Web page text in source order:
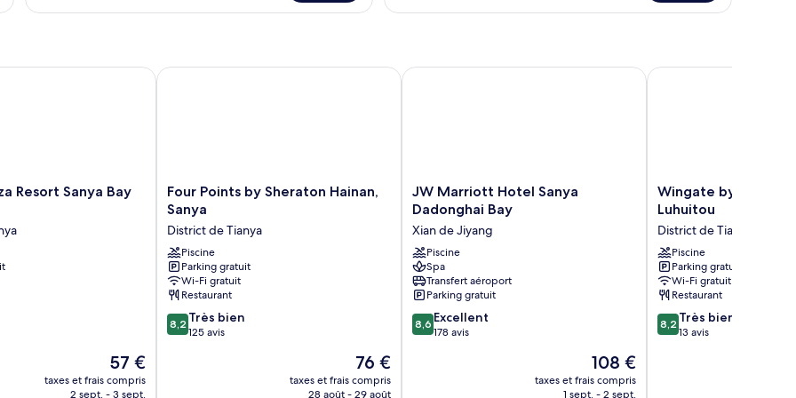
le
Chambre
Resort Sanya Bay
Le
nouveau
prix
57 €
taxes et frais compris
2 sept. - 3 sept.
Sanya Bay by IHG
Four
Points
Sheraton
Hainan,
Sanya
District
de
Tianya
Four Points by Sheraton Hainan,
Sanya
District de Tianya
Piscine
Parking gratuit
Wi-Fi gratuit
Restaurant
8.2
sur
8,2 Très bien
125 avis
Le
nouveau
prix
76 €
taxes et frais compris
28 août - 29 août
Four Points by Sheraton Hainan, Sanya
JW
Marriott
Sanya
Dadonghai
Bay
Xian
de
Jiyang
JW Marriott Hotel Sanya
Dadonghai Bay
Xian de Jiyang
Piscine
Spa
Transfert aéroport
Parking gratuit
8.6
sur
8,6 Excellent
178 avis
Le
nouveau
prix
108 €
taxes et frais compris
1 sept. - 2 sept.
JW Marriott Hotel Sanya Dadonghai Bay
Wingate
by
Sanya
Luhuitou
District
de
Tianya
Wingate by
Luhuitou
District de Tianya
Piscine
Parking gratuit
Wi-Fi gratuit
Restaurant
8.2
sur
8,2 Très bien
13 avis
Wingate by Wyndham